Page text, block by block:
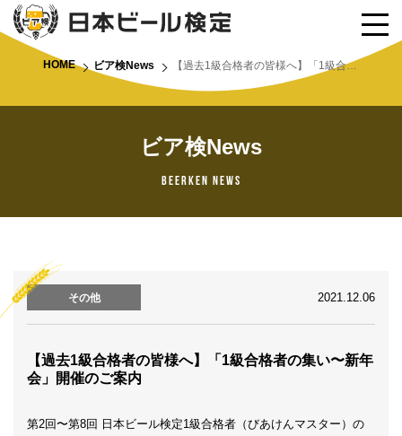
HOME ビア検News 【過去1級合格者の皆様へ】「1級合格者の集い〜新年会」開催のご案内
ビア検News
Beerken News
その他 2021.12.06
【過去1級合格者の皆様へ】「1級合格者の集い〜新年
会」開催のご案内
第2回〜第8回 日本ビール検定1級合格者（びあけんマスター）の